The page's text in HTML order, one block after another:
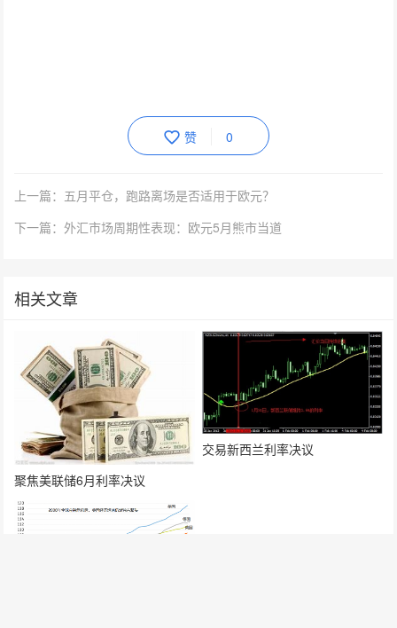
赞 0
上一篇：五月平仓，跑路离场是否适用于欧元？
下一篇：外汇市场周期性表现：欧元5月熊市当道
相关文章
聚焦美联储6月利率决议
交易新西兰利率决议